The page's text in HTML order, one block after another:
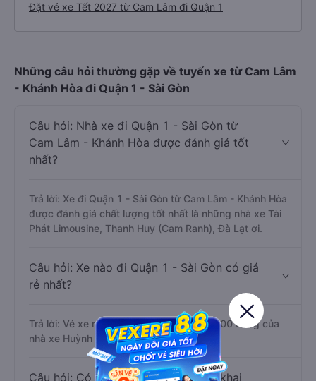
Đặt vé xe Tết 2027 từ Cam Lâm đi Quận 1
Những câu hỏi thường gặp về tuyến xe từ Cam Lâm
- Khánh Hòa đi Quận 1 - Sài Gòn
Câu hỏi: Nhà xe đi Quận 1 - Sài Gòn từ
Cam Lâm - Khánh Hòa được đánh giá tốt
nhất?
Trả lời: Xe đi Quận 1 - Sài Gòn từ Cam Lâm - Khánh Hòa
được đánh giá chất lượng tốt nhất là những nhà xe Tài
Phát Limousine, Thanh Huy (Cam Ranh), Đà Lạt ơi.
Câu hỏi: Xe nào đi Quận 1 - Sài Gòn có giá
rẻ nhất?
Trả lời: Vé xe rẻ nhất có mức giá là 239.000 đồng của
nhà xe Huỳnh Gia.
Câu hỏi: Có bao nhiêu nhà xe đang khai